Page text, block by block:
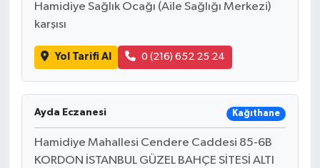
Hamidiye Sağlık Ocağı (Aile Sağlığı Merkezi)
karşısı
Yol Tarifi Al 0 (216) 652 25 24
Ayda Eczanesi Kağıthane
Hamidiye Mahallesi Cendere Caddesi 85-6B
KORDON İSTANBUL GÜZEL BAHÇE SİTESİ ALTI